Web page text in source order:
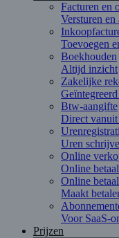
Facturen en
Versturen en
Toevoegen
Boekhouden
Altijd inzicht
Zakelijke
Btw-aangifte
Direct
Uren
Online
Online
Online
Maakt
Voor SaaS-
Prijzen